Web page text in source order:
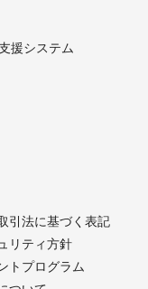
援システム
引法に基づく表記
リティ方針
トプログラム